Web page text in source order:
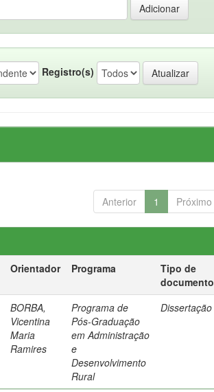
Registro(s)
Anterior 1 Próximo
Orientador Programa
Tipo de
documento
BORBA,
Vicentina
Maria
Ramires
Programa de
Pós-Graduação
em Administração
e
Desenvolvimento
Rural
Dissertação